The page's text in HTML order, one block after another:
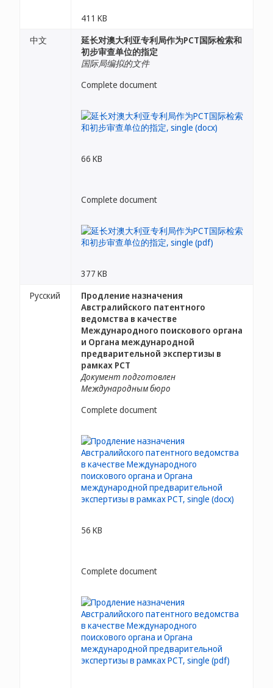
411 KB
中文
延长对澳大利亚专利局作为PCT国际检索和
初步审查单位的指定
国际局编拟的文件
Complete document
66 KB
Complete document
377 KB
Русский
Продление назначения
Австралийского патентного
ведомства в качестве
Международного поискового органа
и Органа международной
предварительной экспертизы в
рамках PCT
Документ подготовлен
Международным бюро
Complete document
56 KB
Complete document